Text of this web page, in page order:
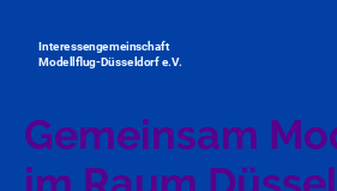
Interessengemeinschaft
Modellflug-Düsseldorf e.V.
Gemeinsam